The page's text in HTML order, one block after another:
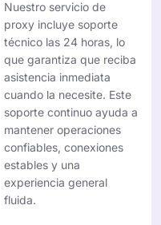
Nuestro servicio de
proxy incluye soporte
técnico las 24 horas, lo
que garantiza que reciba
asistencia inmediata
cuando la necesite. Este
soporte continuo ayuda a
mantener operaciones
confiables, conexiones
estables y una
experiencia general
fluida.